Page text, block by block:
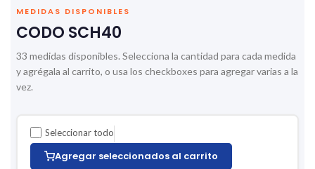
MEDIDAS DISPONIBLES
CODO SCH40
33 medidas disponibles. Selecciona la cantidad para cada medida
y agrégala al carrito, o usa los checkboxes para agregar varias a la
vez.
Seleccionar todo
Agregar seleccionados al carrito